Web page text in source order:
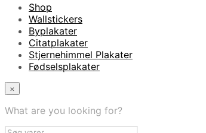
Shop
Wallstickers
Byplakater
Citatplakater
Stjernehimmel Plakater
Fødselsplakater
×
What are you looking for?